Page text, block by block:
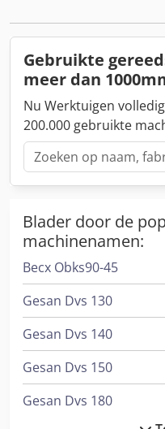
Gebruikte
meer dan
Nu Werktuigen
200.000 gebruikte
Blader door de
machinenamen:
Becx Obks90-45
Gesan Dvs 130
Gesan Dvs 140
Gesan Dvs 150
Gesan Dvs 180